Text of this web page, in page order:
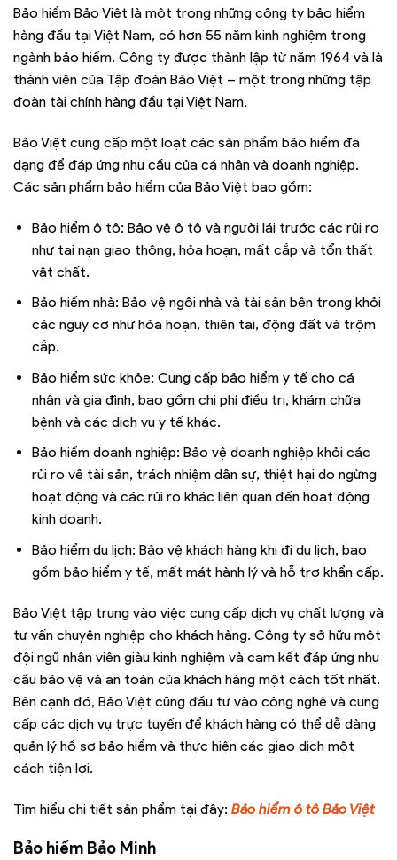
Bảo hiểm Bảo Việt là một trong những công ty bảo hiểm
hàng đầu tại Việt Nam, có hơn 55 năm kinh nghiệm trong
ngành bảo hiểm. Công ty được thành lập từ năm 1964 và là
thành viên của Tập đoàn Bảo Việt – một trong những tập
đoàn tài chính hàng đầu tại Việt Nam.
Bảo Việt cung cấp một loạt các sản phẩm bảo hiểm đa
dạng để đáp ứng nhu cầu của cá nhân và doanh nghiệp.
Các sản phẩm bảo hiểm của Bảo Việt bao gồm:
Bảo hiểm ô tô: Bảo vệ ô tô và người lái trước các rủi ro
như tai nạn giao thông, hỏa hoạn, mất cắp và tổn thất
vật chất.
Bảo hiểm nhà: Bảo vệ ngôi nhà và tài sản bên trong khỏi
các nguy cơ như hỏa hoạn, thiên tai, động đất và trộm
cắp.
Bảo hiểm sức khỏe: Cung cấp bảo hiểm y tế cho cá
nhân và gia đình, bao gồm chi phí điều trị, khám chữa
bệnh và các dịch vụ y tế khác.
Bảo hiểm doanh nghiệp: Bảo vệ doanh nghiệp khỏi các
rủi ro về tài sản, trách nhiệm dân sự, thiệt hại do ngừng
hoạt động và các rủi ro khác liên quan đến hoạt động
kinh doanh.
Bảo hiểm du lịch: Bảo vệ khách hàng khi đi du lịch, bao
gồm bảo hiểm y tế, mất mát hành lý và hỗ trợ khẩn cấp.
Bảo Việt tập trung vào việc cung cấp dịch vụ chất lượng và
tư vấn chuyên nghiệp cho khách hàng. Công ty sở hữu một
đội ngũ nhân viên giàu kinh nghiệm và cam kết đáp ứng nhu
cầu bảo vệ và an toàn của khách hàng một cách tốt nhất.
Bên cạnh đó, Bảo Việt cũng đầu tư vào công nghệ và cung
cấp các dịch vụ trực tuyến để khách hàng có thể dễ dàng
quản lý hồ sơ bảo hiểm và thực hiện các giao dịch một
cách tiện lợi.
Tìm hiểu chi tiết sản phẩm tại đây: Bảo hiểm ô tô Bảo Việt
Bảo hiểm Bảo Minh